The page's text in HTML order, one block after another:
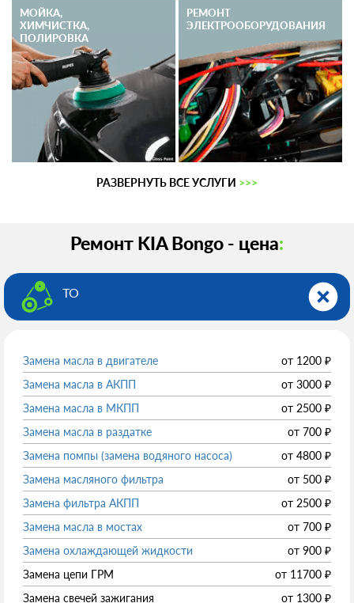
МОЙКА,
ХИМЧИСТКА,
ПОЛИРОВКА
РЕМОНТ
ЭЛЕКТРО­ОБОРУДОВАНИЯ
РАЗВЕРНУТЬ ВСЕ УСЛУГИ >>>
Ремонт KIA Bongo - цена:
ТО
Замена масла в двигателе от 1200 ₽
Замена масла в АКПП
от 3000 ₽
Замена масла в МКПП
от 2500 ₽
Замена масла в раздатке
от 700 ₽
Замена помпы (замена водяного насоса)
от 4800 ₽
Замена масляного фильтра
от 500 ₽
Замена фильтра АКПП
от 2500 ₽
Замена масла в мостах
от 700 ₽
Замена охлаждающей жидкости
от 900 ₽
Замена цепи ГРМ
от 11700 ₽
Замена свечей зажигания
от 1300 ₽